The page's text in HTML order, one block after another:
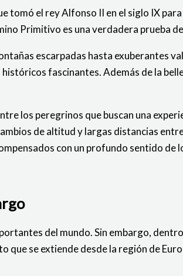
el rey Alfonso II en el siglo IX
Primitivo es una verdadera prueba
escarpadas hasta exuberantes
fascinantes. Además de la
los peregrinos que buscan una
de altitud y largas distancias
con un profundo sentido de
del mundo. Sin embargo,
se extiende desde la región de